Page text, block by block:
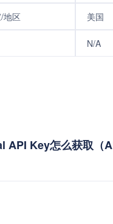
地区 美国
N/A
API Key怎么获取（